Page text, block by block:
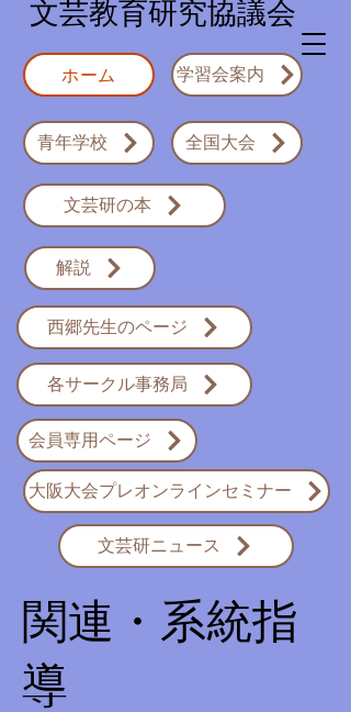
​文芸教育研究協議会
解説
文芸研の本
各サークル事務局
全国大会
ホーム 学習会案内
青年学校
会員専用ページ
西郷先生のページ
大阪大会プレオンラインセミナー
文芸研ニュース
​関連・系統指
導